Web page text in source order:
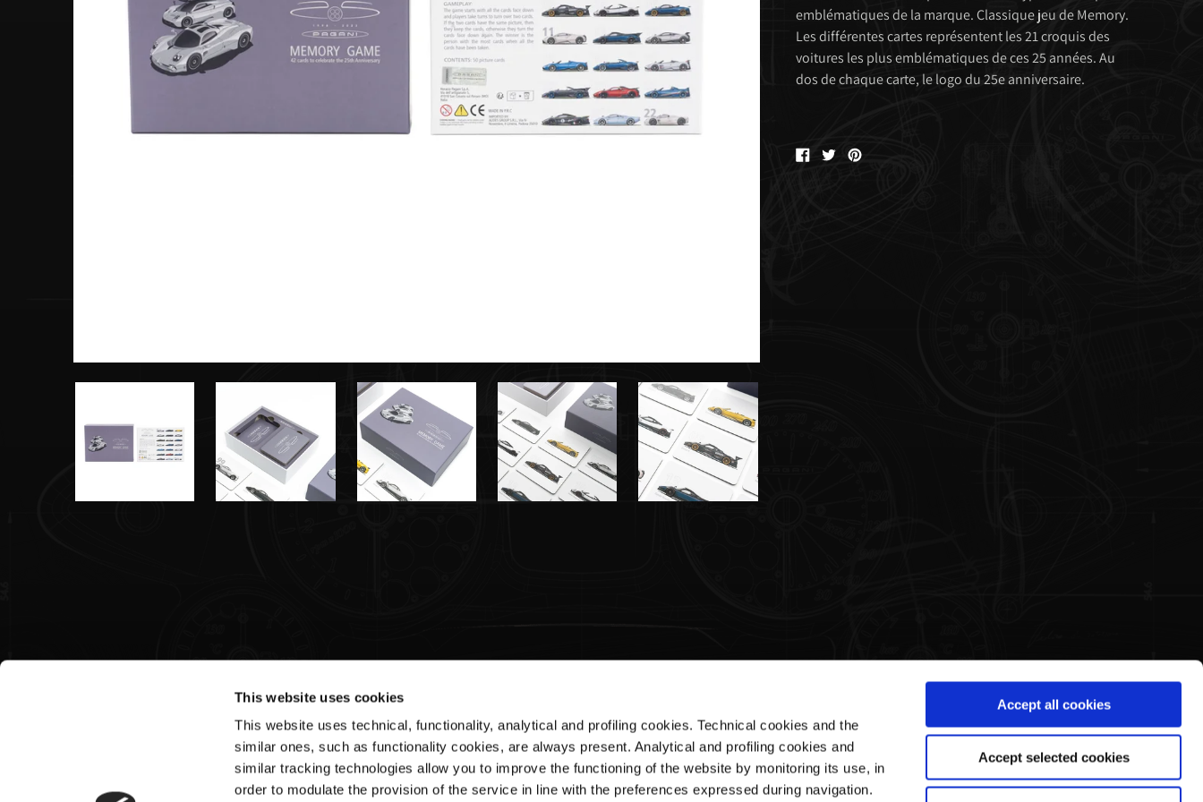
This website uses cookies
This website uses technical, functionality, analytical and profiling cookies. Technical cookies and the
similar ones, such as functionality cookies, are always present. Analytical and profiling cookies and
similar tracking technologies allow you to improve the functioning of the website by monitoring its use, in
order to modulate the provision of the service in line with the preferences expressed during navigation.
Accept all cookies
Accept selected cookies
emblématiques de la marque. Classique jeu de Memory.
Les différentes cartes représentent les 21 croquis des
voitures les plus emblématiques de ces 25 années. Au
dos de chaque carte, le logo du 25e anniversaire.
Partager
sur
Tweeter
sur
Êpingler
41018 San Cesario sul Panaro (MO)
Customer Service
Shipments & Delivery
Returns & Refunds
Legal Area
Conditions d'Utilisation
Privacy Policy
Notre Histoire